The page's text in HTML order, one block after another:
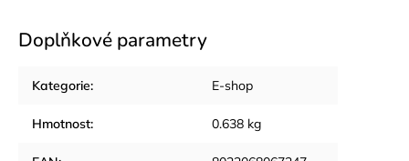
Doplňkové parametry
Kategorie: E-shop
Hmotnost: 0.638 kg